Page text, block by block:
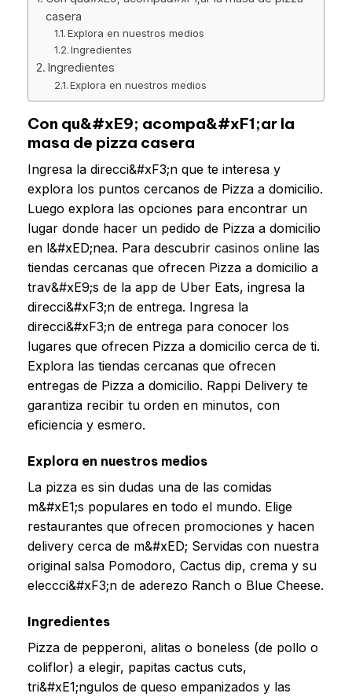
casera
Explora en nuestros medios
Ingredientes
Ingredientes
Explora en nuestros medios
Con qu&#xE9; acompa&#xF1;ar la
masa de pizza casera
Ingresa la direcci&#xF3;n que te interesa y
explora los puntos cercanos de Pizza a domicilio.
Luego explora las opciones para encontrar un
lugar donde hacer un pedido de Pizza a domicilio
en l&#xED;nea. Para descubrir casinos online las
tiendas cercanas que ofrecen Pizza a domicilio a
trav&#xE9;s de la app de Uber Eats, ingresa la
direcci&#xF3;n de entrega. Ingresa la
direcci&#xF3;n de entrega para conocer los
lugares que ofrecen Pizza a domicilio cerca de ti.
Explora las tiendas cercanas que ofrecen
entregas de Pizza a domicilio. Rappi Delivery te
garantiza recibir tu orden en minutos, con
eficiencia y esmero.
Explora en nuestros medios
La pizza es sin dudas una de las comidas
m&#xE1;s populares en todo el mundo. Elige
restaurantes que ofrecen promociones y hacen
delivery cerca de m&#xED; Servidas con nuestra
original salsa Pomodoro, Cactus dip, crema y su
eleccci&#xF3;n de aderezo Ranch o Blue Cheese.
Ingredientes
Pizza de pepperoni, alitas o boneless (de pollo o
coliflor) a elegir, papitas cactus cuts,
tri&#xE1;ngulos de queso empanizados y las